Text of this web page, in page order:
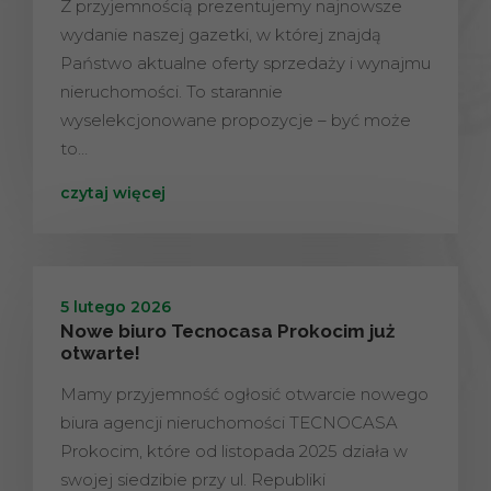
Z przyjemnością prezentujemy najnowsze
wydanie naszej gazetki, w której znajdą
Państwo aktualne oferty sprzedaży i wynajmu
nieruchomości. To starannie
wyselekcjonowane propozycje – być może
to…
czytaj więcej
5 lutego 2026
Nowe biuro Tecnocasa Prokocim już
otwarte!
Mamy przyjemność ogłosić otwarcie nowego
biura agencji nieruchomości TECNOCASA
Prokocim, które od listopada 2025 działa w
swojej siedzibie przy ul. Republiki